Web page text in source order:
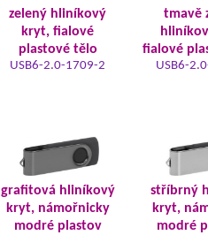
zelený hliníkový
kryt, fialové
plastové tělo
USB6-2.0-1709-2
tmavě
fialové
USB6-
grafitová hliníkový
kryt, námořnicky
modré plastov
stříbrný
kryt,
modré